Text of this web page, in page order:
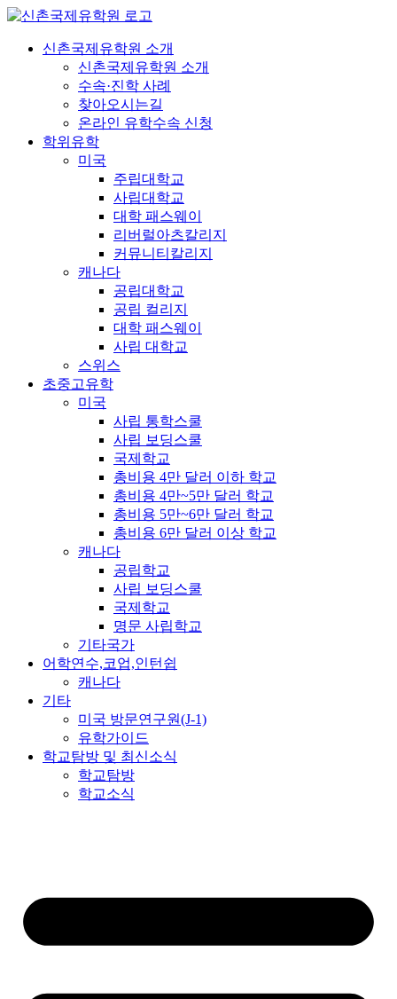
콘
신촌국제유학원 소개
신촌국제유학원 소개
수속·진학 사례
찾아오시는길
온라인 유학수속 신청
학위유학
미국
주립대학교
사립대학교
대학 패스웨이
리버럴아츠칼리지
커뮤니티칼리지
캐나다
공립대학교
공립 컬리지
대학 패스웨이
사립 대학교
스위스
초중고유학
미국
사립 통학스쿨
사립 보딩스쿨
국제학교
총비용 4만 달러 이하 학교
총비용 4만~5만 달러 학교
총비용 5만~6만 달러 학교
총비용 6만 달러 이상 학교
캐나다
공립학교
사립 보딩스쿨
국제학교
명문 사립학교
기타국가
어학연수,코업,인턴쉽
캐나다
기타
미국 방문연구원(J-1)
유학가이드
학교탐방 및 최신소식
학교탐방
학교소식